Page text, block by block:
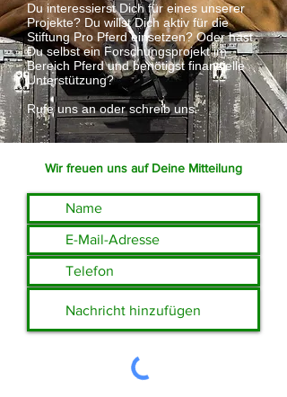
Du interessierst Dich für eines unserer
Projekte? Du willst Dich aktiv für die
Stiftung Pro Pferd einsetzen? Oder hast
Du selbst ein Forschungsprojekt im
Bereich Pferd und benötigst finanzielle
Unterstützung?
Rufe uns an oder schreib uns.
Wir freuen uns auf Deine Mitteilung